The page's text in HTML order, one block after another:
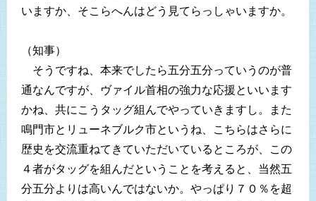
いますか、そこらへんはどう見てらっしゃいますか。
（知事）
そうですね、本来でしたら五分五分っていうのが普
通なんですが、ヴァイル首相の強力な応援といいます
かね、共にこうタッグ組んでやっていきますし。また
鳴門市とリューネブルク市というね、こちらはさらに
歴史を交流重ねてきていただいているところが、この
４者がタッグを組んだということを考えると、当然五
分五分よりは高いんではないか。やっぱり７０％を超